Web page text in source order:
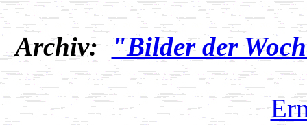
Archiv: "Bilder der